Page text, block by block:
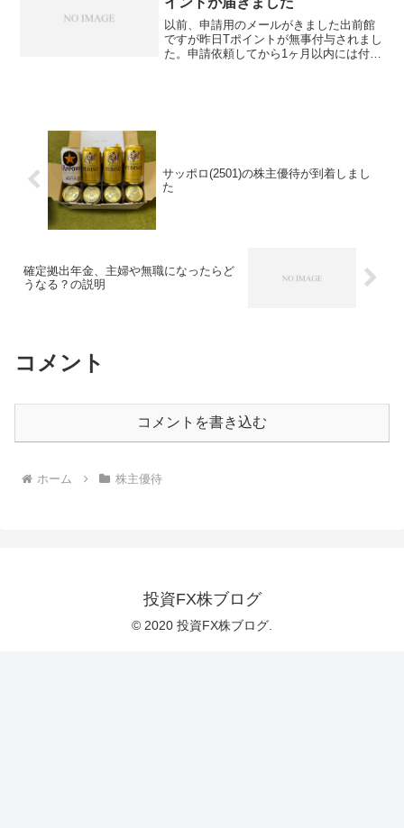
以前、申請用のメールがきました出前館
ですが昨日Tポイントが無事付与されまし
た。申請依頼してから1ヶ月以内には付与
サッポロ(2501)の株主優待が到着しまし
た
確定拠出年金、主婦や無職になったらど
うなる？の説明
コメント
コメントを書き込む
ホーム 株主優待
投資FX株ブログ
© 2020 投資FX株ブログ.